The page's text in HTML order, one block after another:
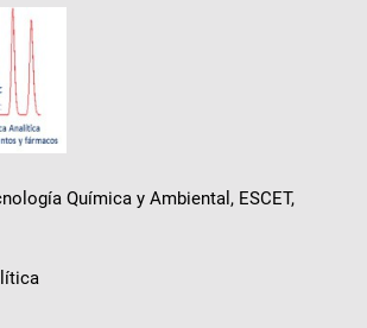
Química y Ambiental, ESCET,